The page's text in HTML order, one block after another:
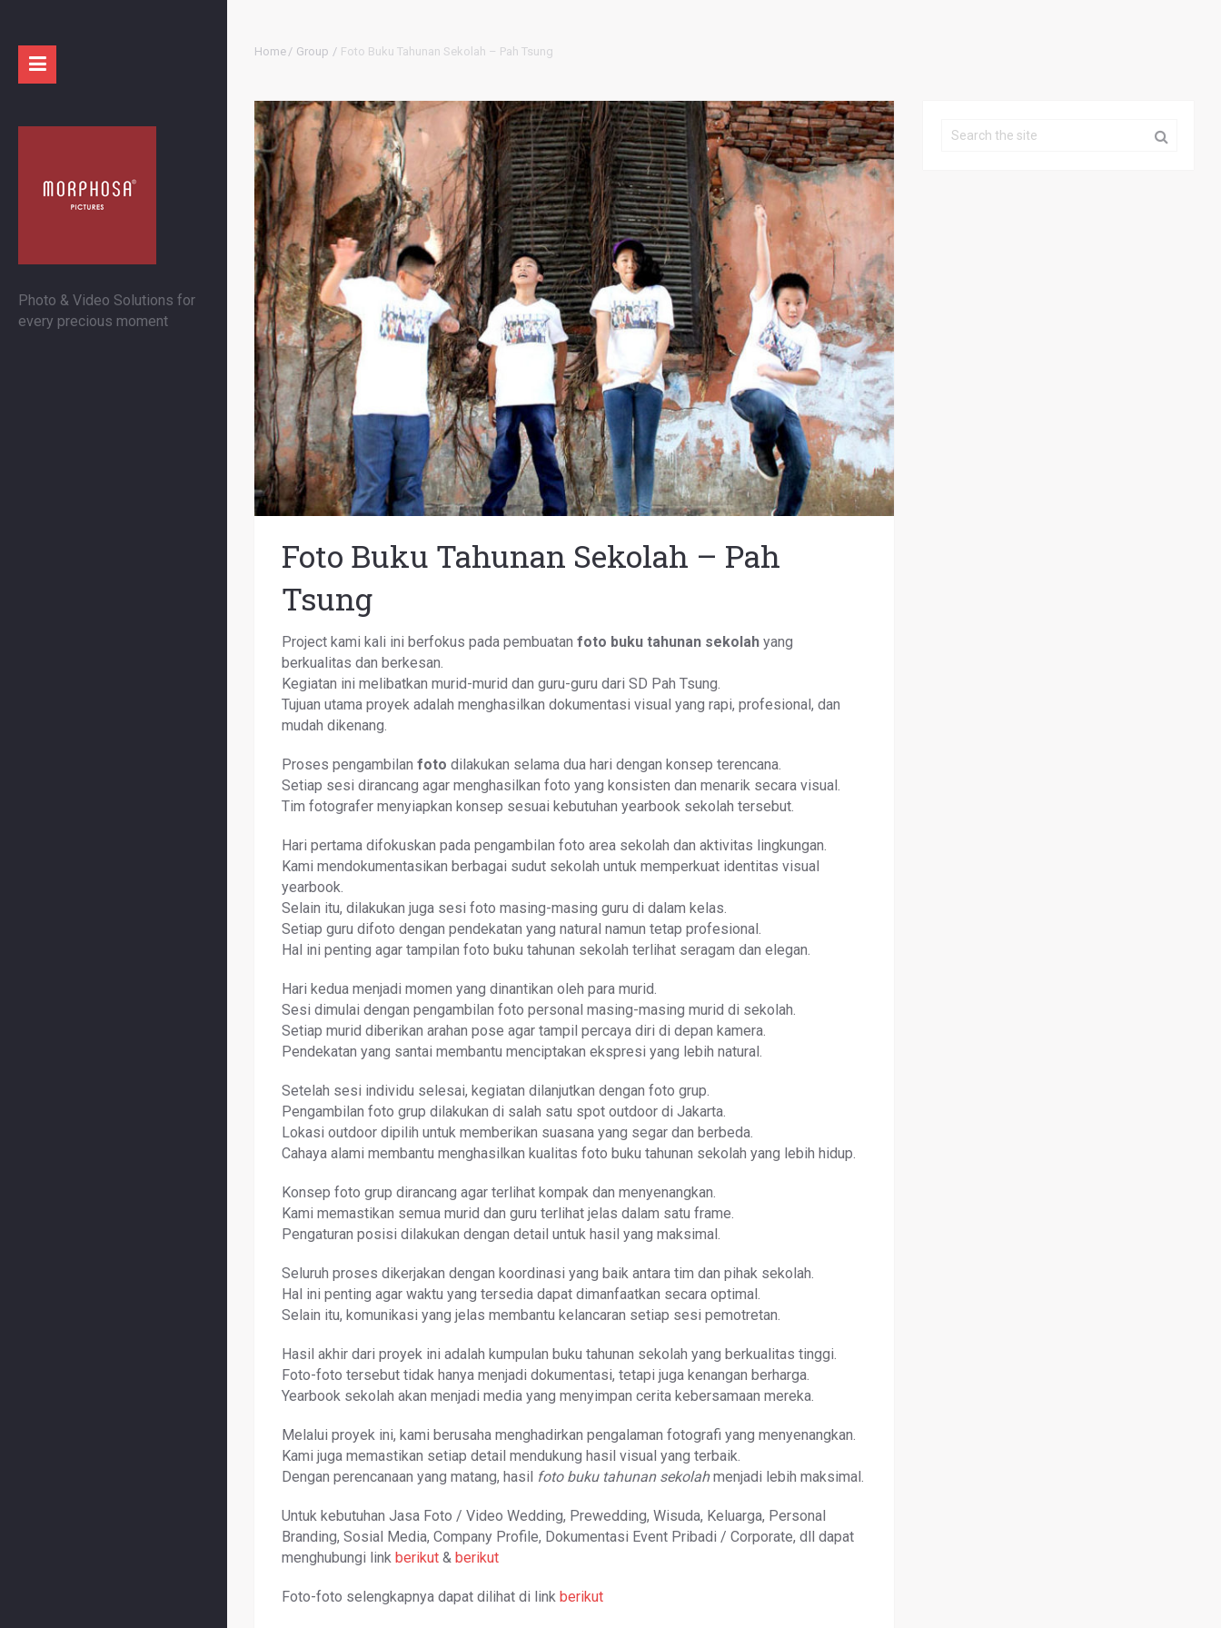
Photo & Video Solutions for
every precious moment
Home / Group / Foto Buku Tahunan Sekolah – Pah Tsung
Foto Buku Tahunan Sekolah – Pah
Tsung
Project kami kali ini berfokus pada pembuatan foto buku tahunan sekolah yang
berkualitas dan berkesan.
Kegiatan ini melibatkan murid-murid dan guru-guru dari SD Pah Tsung.
Tujuan utama proyek adalah menghasilkan dokumentasi visual yang rapi, profesional, dan
mudah dikenang.
Proses pengambilan foto dilakukan selama dua hari dengan konsep terencana.
Setiap sesi dirancang agar menghasilkan foto yang konsisten dan menarik secara visual.
Tim fotografer menyiapkan konsep sesuai kebutuhan yearbook sekolah tersebut.
Hari pertama difokuskan pada pengambilan foto area sekolah dan aktivitas lingkungan.
Kami mendokumentasikan berbagai sudut sekolah untuk memperkuat identitas visual
yearbook.
Selain itu, dilakukan juga sesi foto masing-masing guru di dalam kelas.
Setiap guru difoto dengan pendekatan yang natural namun tetap profesional.
Hal ini penting agar tampilan foto buku tahunan sekolah terlihat seragam dan elegan.
Hari kedua menjadi momen yang dinantikan oleh para murid.
Sesi dimulai dengan pengambilan foto personal masing-masing murid di sekolah.
Setiap murid diberikan arahan pose agar tampil percaya diri di depan kamera.
Pendekatan yang santai membantu menciptakan ekspresi yang lebih natural.
Setelah sesi individu selesai, kegiatan dilanjutkan dengan foto grup.
Pengambilan foto grup dilakukan di salah satu spot outdoor di Jakarta.
Lokasi outdoor dipilih untuk memberikan suasana yang segar dan berbeda.
Cahaya alami membantu menghasilkan kualitas foto buku tahunan sekolah yang lebih hidup.
Konsep foto grup dirancang agar terlihat kompak dan menyenangkan.
Kami memastikan semua murid dan guru terlihat jelas dalam satu frame.
Pengaturan posisi dilakukan dengan detail untuk hasil yang maksimal.
Seluruh proses dikerjakan dengan koordinasi yang baik antara tim dan pihak sekolah.
Hal ini penting agar waktu yang tersedia dapat dimanfaatkan secara optimal.
Selain itu, komunikasi yang jelas membantu kelancaran setiap sesi pemotretan.
Hasil akhir dari proyek ini adalah kumpulan buku tahunan sekolah yang berkualitas tinggi.
Foto-foto tersebut tidak hanya menjadi dokumentasi, tetapi juga kenangan berharga.
Yearbook sekolah akan menjadi media yang menyimpan cerita kebersamaan mereka.
Melalui proyek ini, kami berusaha menghadirkan pengalaman fotografi yang menyenangkan.
Kami juga memastikan setiap detail mendukung hasil visual yang terbaik.
Dengan perencanaan yang matang, hasil foto buku tahunan sekolahmenjadi lebih maksimal.
Untuk kebutuhan Jasa Foto / Video Wedding, Prewedding, Wisuda, Keluarga, Personal
Branding, Sosial Media, Company Profile, Dokumentasi Event Pribadi / Corporate, dll dapat
menghubungi link berikut & berikut
Foto-foto selengkapnya dapat dilihat di link berikut